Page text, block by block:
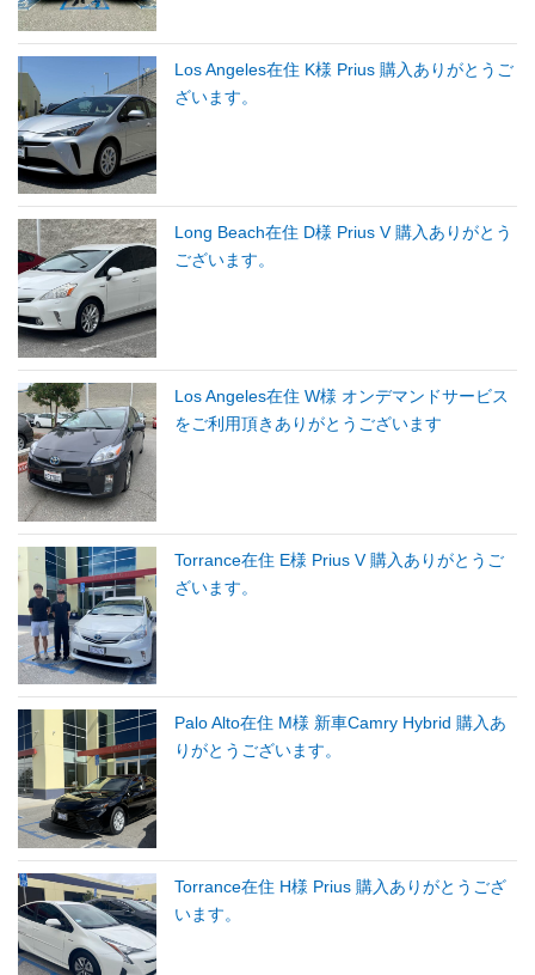
Los Angeles在住 K様 Prius 購入ありがとうご
ざいます。
Long Beach在住 D様 Prius V 購入ありがとう
ございます。
Los Angeles在住 W様 オンデマンドサービス
をご利用頂きありがとうございます
Torrance在住 E様 Prius V 購入ありがとうご
ざいます。
Palo Alto在住 M様 新車Camry Hybrid 購入あ
りがとうございます。
Torrance在住 H様 Prius 購入ありがとうござ
います。